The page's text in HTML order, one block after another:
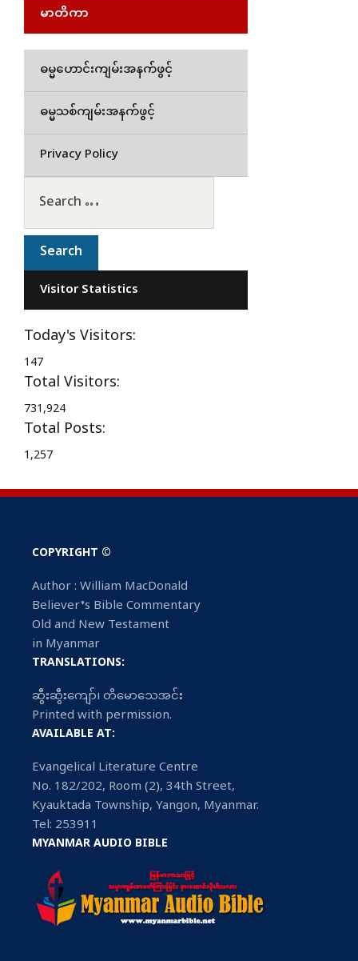
မာတိကာ
ဓမ္မဟောင်းကျမ်းအနက်ဖွင့်
ဓမ္မသစ်ကျမ်းအနက်ဖွင့်
Privacy Policy
Visitor Statistics
Today's Visitors:
147
Total Visitors:
731,924
Total Posts:
1,257
COPYRIGHT ©
Author : William MacDonald
Believer’s Bible Commentary
Old and New Testament
in Myanmar
TRANSLATIONS:
ဆွီးဆွီးကျော်၊ တိမောသေအင်း
Printed with permission.
AVAILABLE AT:
Evangelical Literature Centre
No. 182/202, Room (2), 34th Street,
Kyauktada Township, Yangon, Myanmar.
Tel: 253911
MYANMAR AUDIO BIBLE